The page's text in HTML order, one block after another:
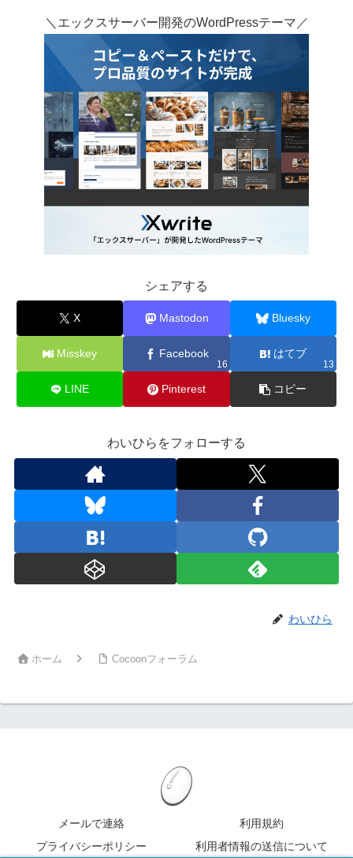
＼エックスサーバー開発のWordPressテーマ／
シェアする
X Mastodon Bluesky
Misskey Facebook
16
はてブ
13
LINE Pinterest コピー
わいひらをフォローする
わいひら
ホーム Cocoonフォーラム
メールで連絡
利用規約
プライバシーポリシー
利用者情報の送信について